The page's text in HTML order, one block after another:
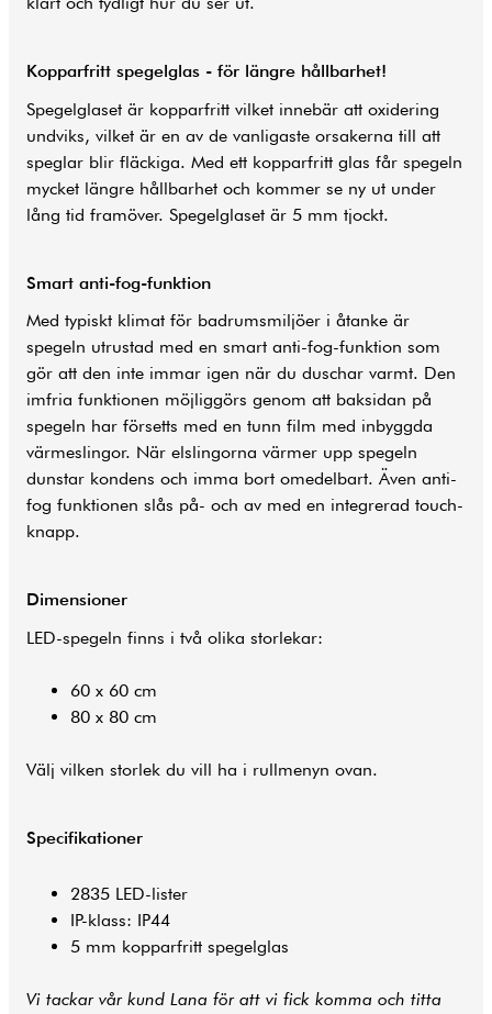
Kopparfritt spegelglas - för längre hållbarhet!
Spegelglaset är kopparfritt vilket innebär att oxidering
undviks, vilket är en av de vanligaste orsakerna till att
speglar blir fläckiga. Med ett kopparfritt glas får spegeln
mycket längre hållbarhet och kommer se ny ut under
lång tid framöver. Spegelglaset är 5 mm tjockt.
Smart anti-fog-funktion
Med typiskt klimat för badrumsmiljöer i åtanke är
spegeln utrustad med en smart anti-fog-funktion som
gör att den inte immar igen när du duschar varmt. Den
imfria funktionen möjliggörs genom att baksidan på
spegeln har försetts med en tunn film med inbyggda
värmeslingor. När elslingorna värmer upp spegeln
dunstar kondens och imma bort omedelbart. Även anti-
fog funktionen slås på- och av med en integrerad touch-
knapp.
Dimensioner
LED-spegeln finns i två olika storlekar:
60 x 60 cm
80 x 80 cm
Välj vilken storlek du vill ha i rullmenyn ovan.
Specifikationer
2835 LED-lister
IP-klass: IP44
5 mm kopparfritt spegelglas
Vi tackar vår kund Lana för att vi fick komma och titta